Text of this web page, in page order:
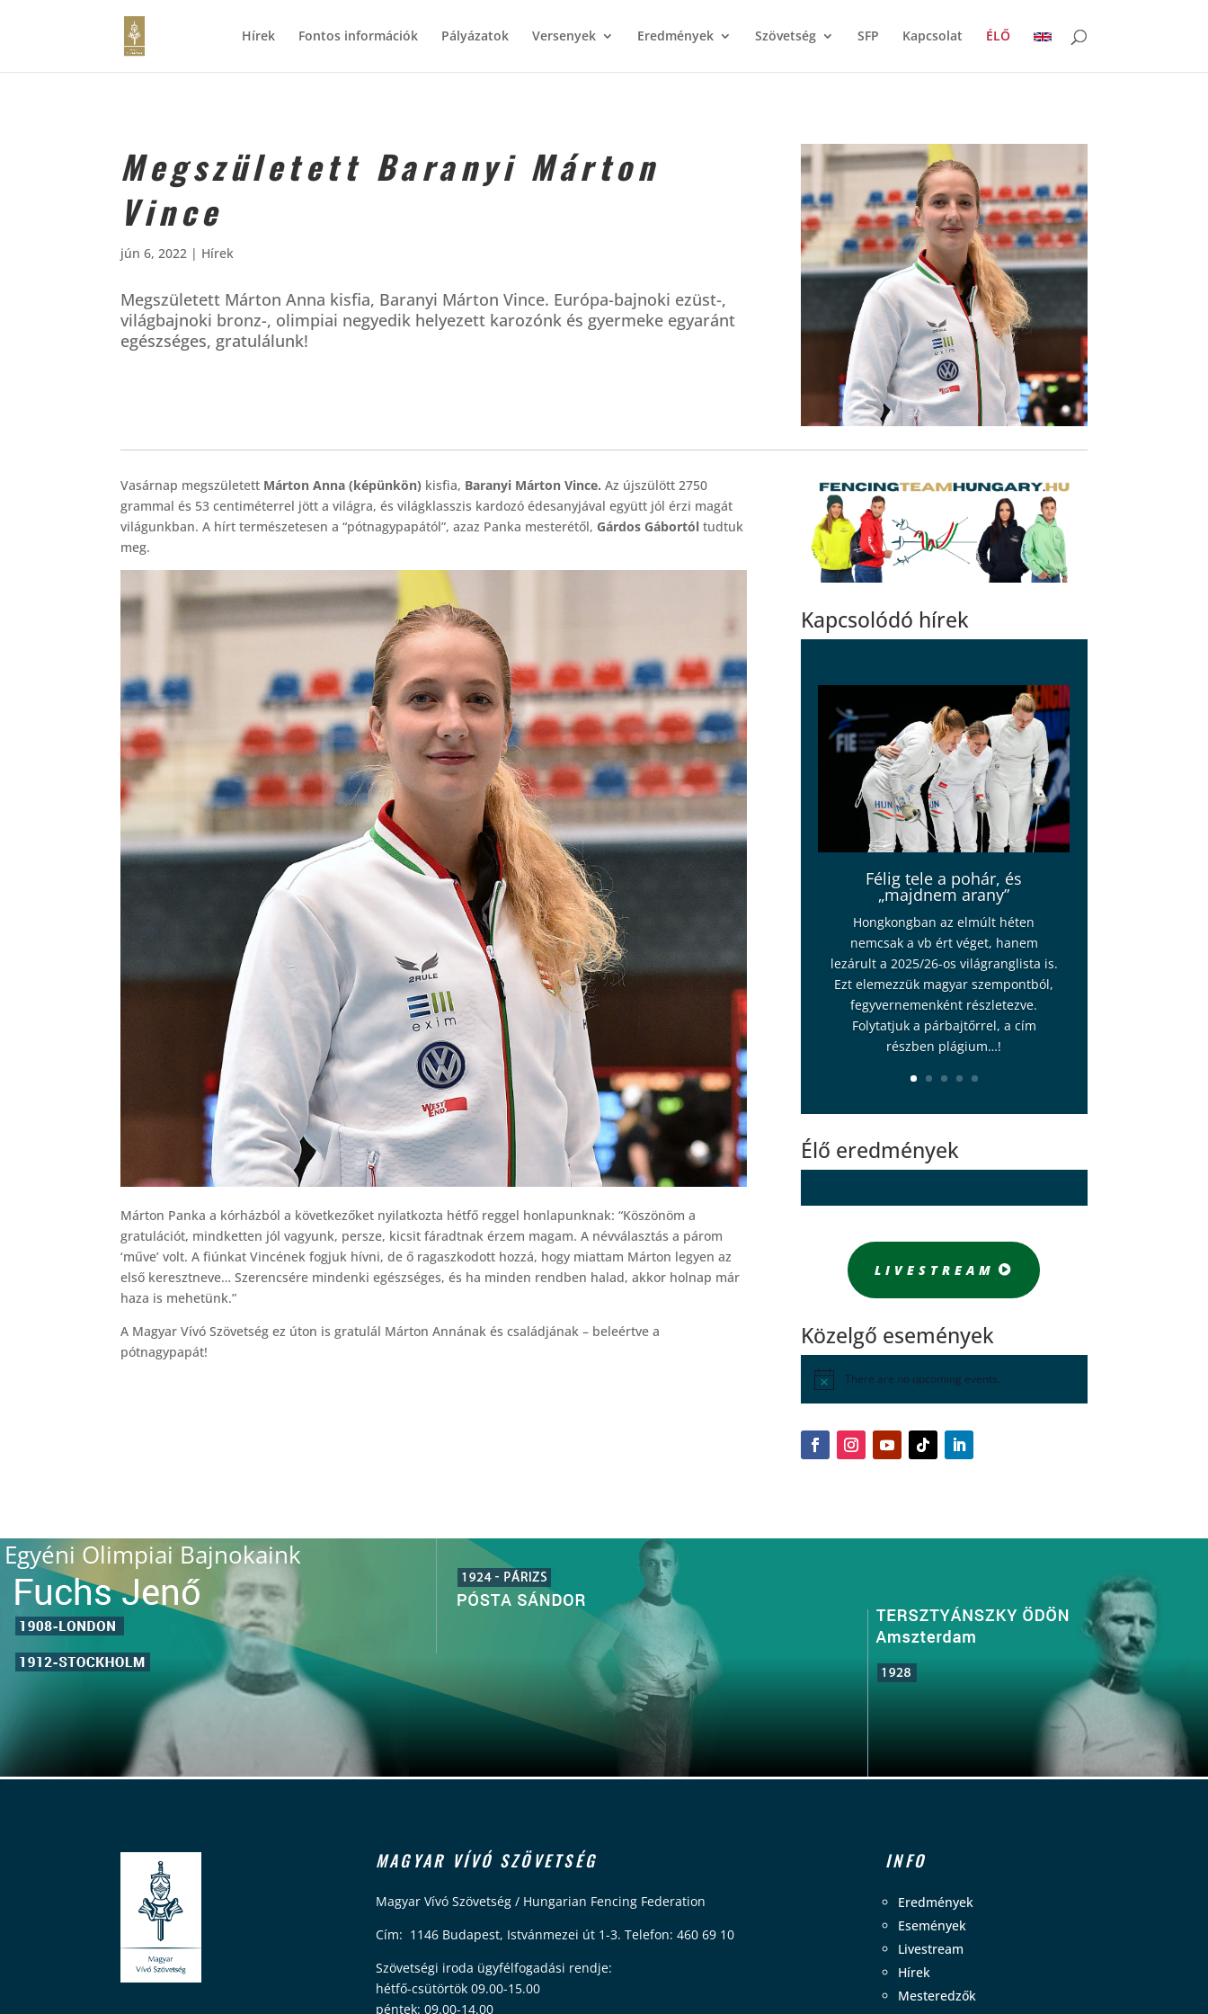
Hírek Fontos információk Pályázatok Versenyek Eredmények Szövetség SFP Kapcsolat ÉLŐ
Megszületett Baranyi Márton
Vince
jún 6, 2022 | Hírek
Megszületett Márton Anna kisfia, Baranyi Márton Vince. Európa-bajnoki ezüst-,
világbajnoki bronz-, olimpiai negyedik helyezett karozónk és gyermeke egyaránt
egészséges, gratulálunk!
Vasárnap megszületett Márton Anna (képünkön) kisfia, Baranyi Márton Vince. Az újszülött 2750
grammal és 53 centiméterrel jött a világra, és világklasszis kardozó édesanyjával együtt jól érzi magát
világunkban. A hírt természetesen a “pótnagypapától”, azaz Panka mesterétől, Gárdos Gábortól tudtuk
meg.
Márton Panka a kórházból a következőket nyilatkozta hétfő reggel honlapunknak: “Köszönöm a
gratulációt, mindketten jól vagyunk, persze, kicsit fáradtnak érzem magam. A névválasztás a párom
‘műve’ volt. A fiúnkat Vincének fogjuk hívni, de ő ragaszkodott hozzá, hogy miattam Márton legyen az
első keresztneve… Szerencsére mindenki egészséges, és ha minden rendben halad, akkor holnap már
haza is mehetünk.”
A Magyar Vívó Szövetség ez úton is gratulál Márton Annának és családjának – beleértve a
pótnagypapát!
Kapcsolódó hírek
Félig tele a pohár, és
„majdnem arany”
Hongkongban az elmúlt héten
nemcsak a vb ért véget, hanem
lezárult a 2025/26-os világranglista is.
Ezt elemezzük magyar szempontból,
fegyvernemenként részletezve.
Folytatjuk a párbajtőrrel, a cím
részben plágium…!
Élő eredmények
LIVESTREAM
Közelgő események
There are no upcoming events.
Egyéni Olimpiai Bajnokaink
MAGYAR VÍVÓ SZÖVETSÉG
Magyar Vívó Szövetség / Hungarian Fencing Federation
Cím: 1146 Budapest, Istvánmezei út 1-3. Telefon: 460 69 10
Szövetségi iroda ügyfélfogadási rendje:
hétfő-csütörtök 09.00-15.00
péntek: 09.00-14.00
INFO
Eredmények
Események
Livestream
Hírek
Mesteredzők